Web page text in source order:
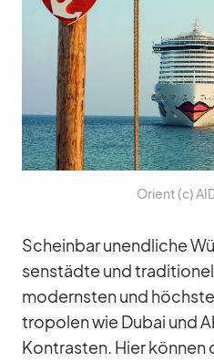
Ori­ent (c)
Schein­bar un­end­li­che
sen­städte und
mo­derns­ten und
tro­po­len wie Du­bai und
Kon­tras­ten. Hier